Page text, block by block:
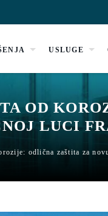
USLUGE
OD
LUCI
odlična zaštita za